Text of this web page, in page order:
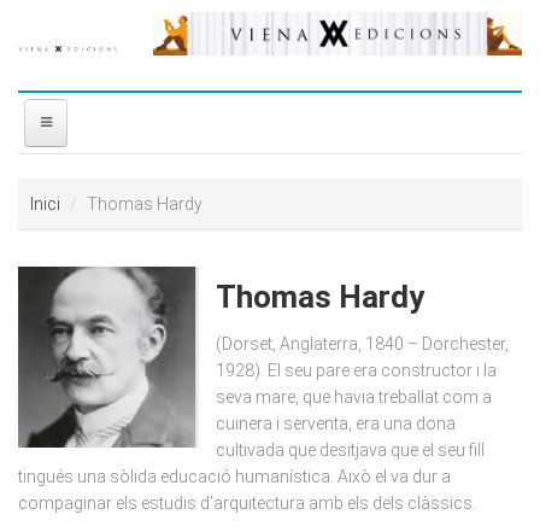
DISTRIBUÏDORA
PREMIS
CONTACTE
Inici Thomas Hardy
Thomas Hardy
(Dorset, Anglaterra, 1840 – Dorchester,
1928). El seu pare era constructor i la
seva mare, que havia treballat com a
cuinera i serventa, era una dona
cultivada que desitjava que el seu fill
tingués una sòlida educació humanística. Això el va dur a
compaginar els estudis d’arquitectura amb els dels clàssics.